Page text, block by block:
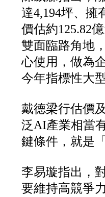
達4,194坪、擁
價估約125.82
雙面臨路角地
心使用，做為
今年指標性大
戴德梁行估價
泛AI產業相當
鍵條件，就是
李易璇指出，
要維持高競爭